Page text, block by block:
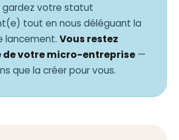
gardez votre statut
tout en nous déléguant la
lancement. Vous restez
votre micro-entreprise —
que la créer pour vous.